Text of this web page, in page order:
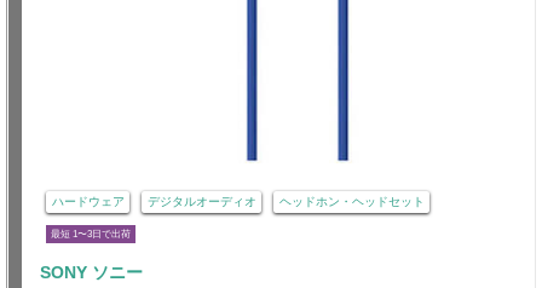
ハードウェア デジタルオーディオ ヘッドホン・ヘッドセット
最短 1〜3日で出荷
SONY ソニー